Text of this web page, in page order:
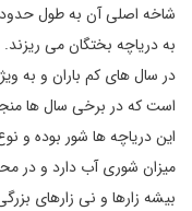
به دریاچه بختگان می ریزند.
در سال های کم باران و به
است که در برخی سال ها
این دریاچه ها شور بوده و
میزان شوری آب دارد و در
بیشه زارها و نی زارهای